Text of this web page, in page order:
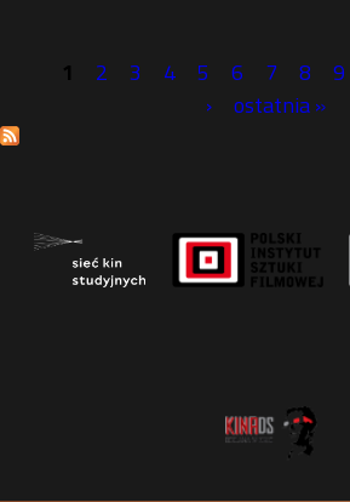
t
1 2 3 4 5 6 7 8 9
›
ostatnia »